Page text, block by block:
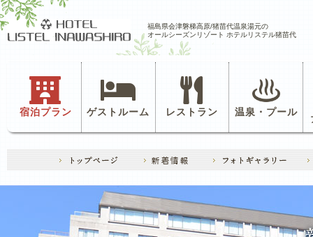
福島県会津磐梯高原/猪苗代温泉湯元の
オールシーズンリゾート ホテルリステル猪苗代
宿泊プラン ゲストルーム レストラン 温泉・プール